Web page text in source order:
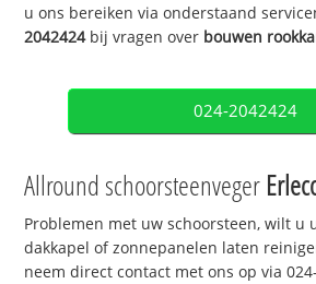
u ons bereiken via onderstaand
2042424bij vragen over bouwen
024-2042424
Allround schoorsteenveger
Problemen met uw schoorsteen, wilt u
dakkapel of zonnepanelen laten
neem direct contact met ons op via